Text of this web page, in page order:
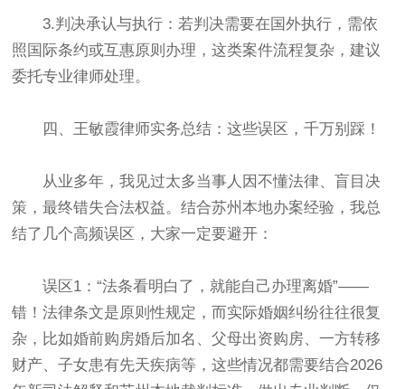
3.判决承认与执行：若判决需要在国外执行，需依
照国际条约或互惠原则办理，这类案件流程复杂，建议
委托专业律师处理。
四、王敏霞律师实务总结：这些误区，千万别踩！
从业多年，我见过太多当事人因不懂法律、盲目决
策，最终错失合法权益。结合苏州本地办案经验，我总
结了几个高频误区，大家一定要避开：
误区1：“法条看明白了，就能自己办理离婚”——
错！法律条文是原则性规定，而实际婚姻纠纷往往很复
杂，比如婚前购房婚后加名、父母出资购房、一方转移
财产、子女患有先天疾病等，这些情况都需要结合2026